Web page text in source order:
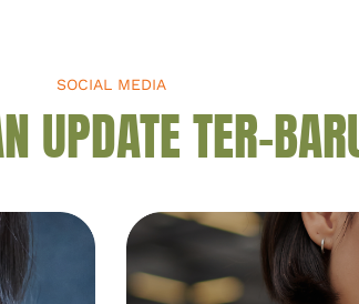
SOCIAL MEDIA
UPDATE TER-